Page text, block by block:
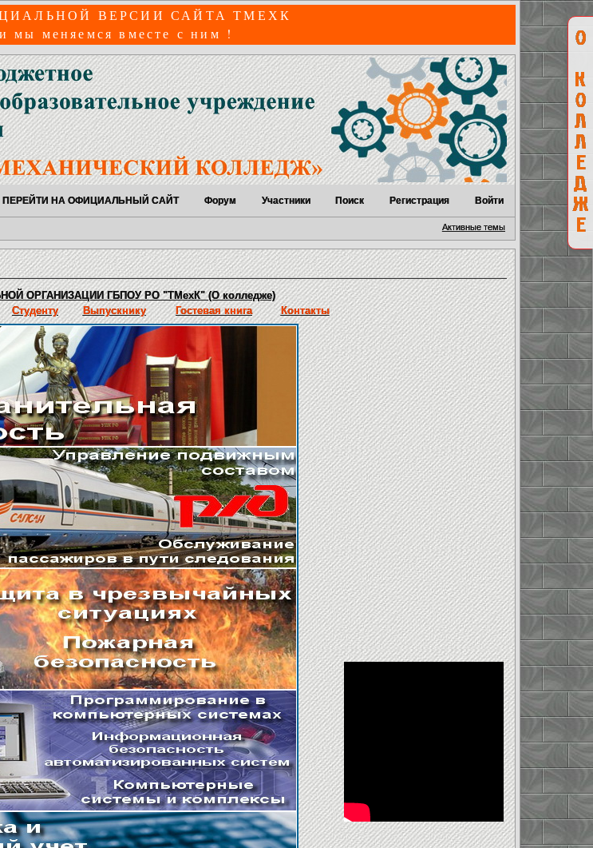
ВЕРСИИ САЙТА ТМЕХК
мы меняемся вместе с ним !
ПЕРЕЙТИ НА ОФИЦИАЛЬНЫЙ САЙТ Форум Участники Поиск Регистрация Войти
Активные темы
ОРГАНИЗАЦИИ ГБПОУ РО "ТМехК" (О колледже)
Студенту Выпускнику Гостевая книга Контакты